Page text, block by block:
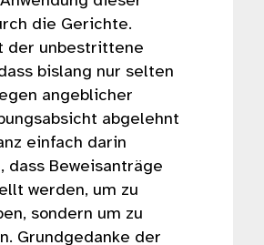
die Gerichte.
der unbestrittene
bislang nur selten
angeblicher
abgelehnt
einfach darin
dass Beweisanträge
werden, um zu
sondern um zu
Grundgedanke der